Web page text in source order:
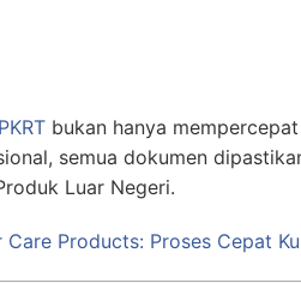
bukan hanya
semua dokumen
Luar Negeri.
Care Products: Proses Cepat